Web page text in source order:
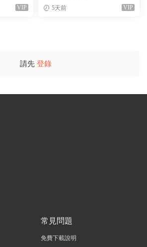
VIP 5天前 VIP
請先 登錄
常見問題
免費下載說明